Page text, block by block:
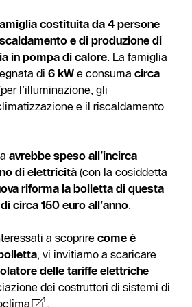
costituita da 4 persone
e di produzione di
in pompa di calore. La famiglia
di 6 kW e consuma circa
l’illuminazione, gli
e il riscaldamento
avrebbe speso all’incirca
di elettricità (con la cosiddetta
riforma la bolletta di questa
circa 150 euro all’anno.
a scoprire come è
, vi invitiamo a scaricare
delle tariffe elettriche
dei costruttori di sistemi di
.